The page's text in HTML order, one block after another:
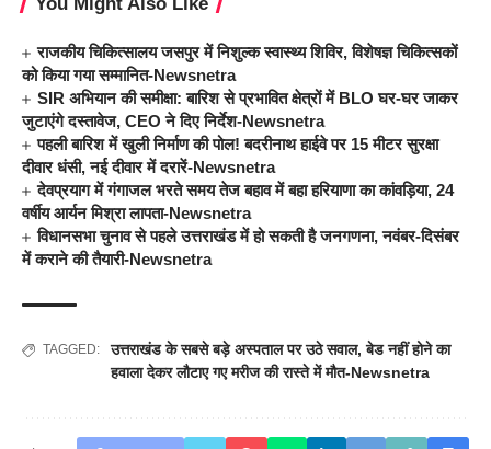
राजकीय चिकित्सालय जसपुर में निशुल्क स्वास्थ्य शिविर, विशेषज्ञ चिकित्सकों
को किया गया सम्मानित-Newsnetra
SIR अभियान की समीक्षा: बारिश से प्रभावित क्षेत्रों में BLO घर-घर जाकर
जुटाएंगे दस्तावेज, CEO ने दिए निर्देश-Newsnetra
पहली बारिश में खुली निर्माण की पोल! बदरीनाथ हाईवे पर 15 मीटर सुरक्षा
दीवार धंसी, नई दीवार में दरारें-Newsnetra
देवप्रयाग में गंगाजल भरते समय तेज बहाव में बहा हरियाणा का कांवड़िया, 24
वर्षीय आर्यन मिश्रा लापता-Newsnetra
विधानसभा चुनाव से पहले उत्तराखंड में हो सकती है जनगणना, नवंबर-दिसंबर
में कराने की तैयारी-Newsnetra
TAGGED: उत्तराखंड के सबसे बड़े अस्पताल पर उठे सवाल,बेड नहीं होने का
हवाला देकर लौटाए गए मरीज की रास्ते में मौत-Newsnetra